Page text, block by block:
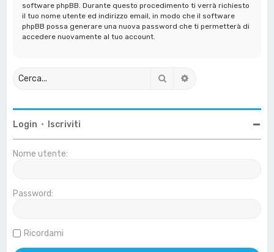
software phpBB. Durante questo procedimento ti verrà richiesto
il tuo nome utente ed indirizzo email, in modo che il software
phpBB possa generare una nuova password che ti permetterà di
accedere nuovamente al tuo account.
Cerca
Login • Iscriviti
Nome utente:
Password:
Ricordami